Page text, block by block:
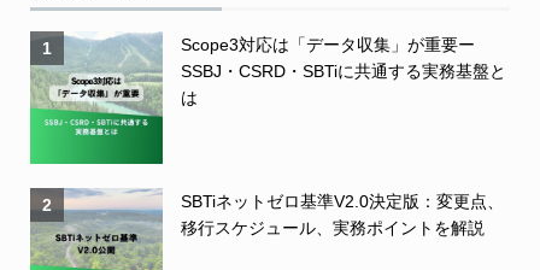
1
Scope3対応は「データ収集」が重要ー
SSBJ・CSRD・SBTiに共通する実務基盤と
は
2
SBTiネットゼロ基準V2.0決定版：変更点、
移行スケジュール、実務ポイントを解説